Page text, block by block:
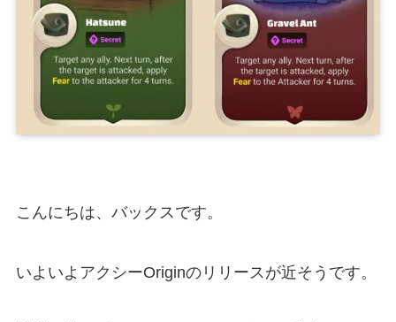
こんにちは、バックスです。
いよいよアクシーOriginのリリースが近そうです。